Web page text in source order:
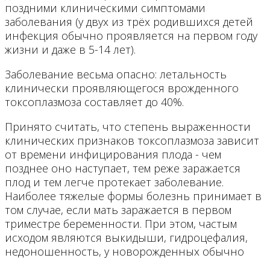
поздними клиническими симптомами
заболевания (у двух из трёх родившихся детей
инфекция обычно проявляется на первом году
жизни и даже в 5-14 лет).
Заболевание весьма опасно: летальность
клинически проявляющегося врожденного
токсоплазмоза составляет до 40%.
Принято считать, что степень выраженности
клинических признаков токсоплазмоза зависит
от времени инфицирования плода - чем
позднее оно наступает, тем реже заражается
плод и тем легче протекает заболевание.
Наиболее тяжелые формы болезнь принимает в
том случае, если мать заражается в первом
триместре беременности. При этом, частым
исходом являются выкидыши, гидроцефалия,
недоношенность, у новорожденных обычно